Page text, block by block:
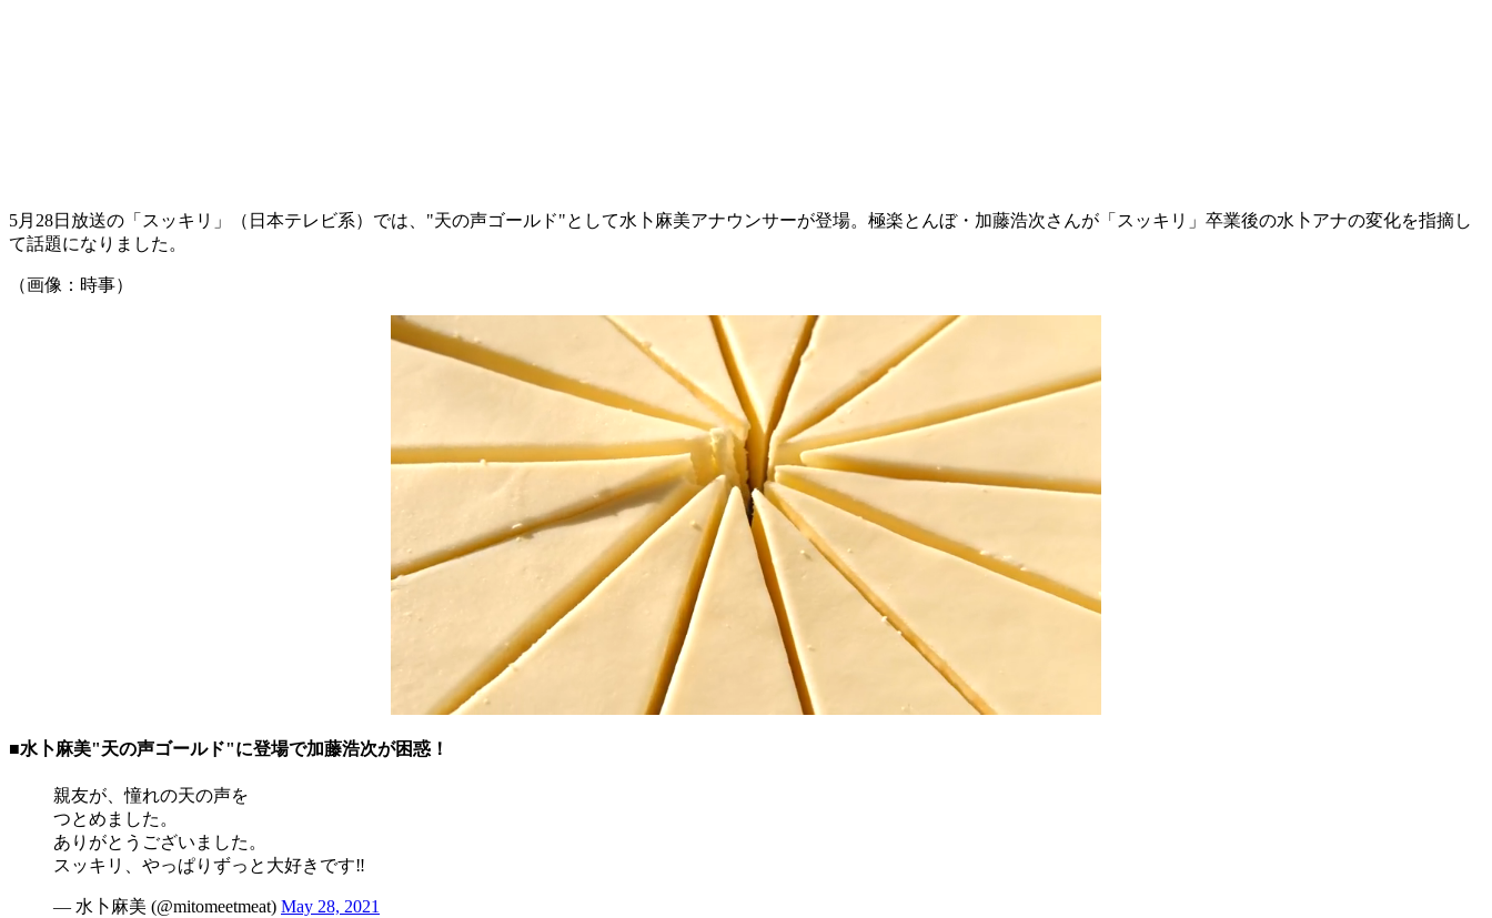
5月28日放送の「スッキリ」（日本テレビ系）では、"天の声ゴールド"として水卜麻美アナウンサーが登場。極楽とんぼ・加藤浩次さんが「スッキリ」卒業後の水卜アナの変化を指摘し
て話題になりました。
（画像：時事）
■水卜麻美"天の声ゴールド"に登場で加藤浩次が困惑！
親友が、憧れの天の声を
つとめました。
ありがとうございました。
スッキリ、やっぱりずっと大好きです‼︎
— 水卜麻美 (@mitomeetmeat) May 28, 2021